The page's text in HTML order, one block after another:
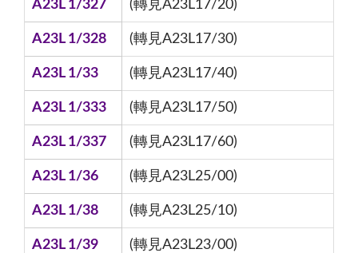
A23L 1/327 (轉見A23L17/20)
A23L 1/328 (轉見A23L17/30)
A23L 1/33 (轉見A23L17/40)
A23L 1/333 (轉見A23L17/50)
A23L 1/337 (轉見A23L17/60)
A23L 1/36 (轉見A23L25/00)
A23L 1/38 (轉見A23L25/10)
A23L 1/39 (轉見A23L23/00)